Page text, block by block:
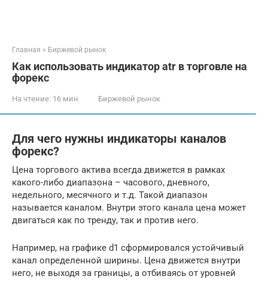
Главная » Биржевой рынок
Как использовать индикатор atr в торговле на
форекс
На чтение: 16 мин Биржевой рынок
Для чего нужны индикаторы каналов
форекс?
Цена торгового актива всегда движется в рамках
какого-либо диапазона – часового, дневного,
недельного, месячного и т.д. Такой диапазон
называется каналом. Внутри этого канала цена может
двигаться как по тренду, так и против него.
Например, на графике d1 сформировался устойчивый
канал определенной ширины. Цена движется внутри
него, не выходя за границы, а отбиваясь от уровней